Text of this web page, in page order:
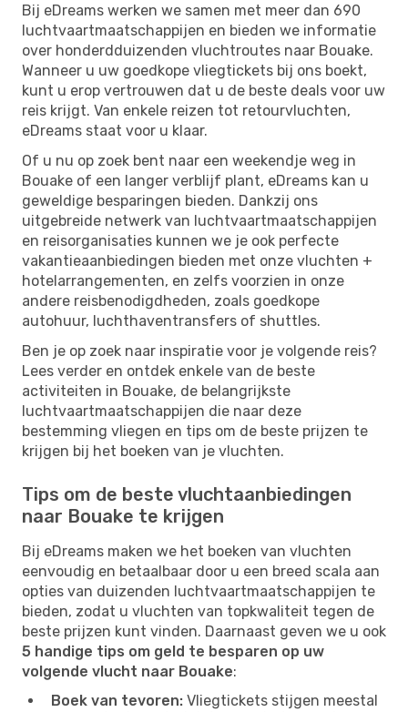
Bij eDreams werken we samen met meer dan 690
luchtvaartmaatschappijen en bieden we informatie
over honderdduizenden vluchtroutes naar Bouake.
Wanneer u uw goedkope vliegtickets bij ons boekt,
kunt u erop vertrouwen dat u de beste deals voor uw
reis krijgt. Van enkele reizen tot retourvluchten,
eDreams staat voor u klaar.
Of u nu op zoek bent naar een weekendje weg in
Bouake of een langer verblijf plant, eDreams kan u
geweldige besparingen bieden. Dankzij ons
uitgebreide netwerk van luchtvaartmaatschappijen
en reisorganisaties kunnen we je ook perfecte
vakantieaanbiedingen bieden met onze vluchten +
hotelarrangementen, en zelfs voorzien in onze
andere reisbenodigdheden, zoals goedkope
autohuur, luchthaventransfers of shuttles.
Ben je op zoek naar inspiratie voor je volgende reis?
Lees verder en ontdek enkele van de beste
activiteiten in Bouake, de belangrijkste
luchtvaartmaatschappijen die naar deze
bestemming vliegen en tips om de beste prijzen te
krijgen bij het boeken van je vluchten.
Tips om de beste vluchtaanbiedingen
naar Bouake te krijgen
Bij eDreams maken we het boeken van vluchten
eenvoudig en betaalbaar door u een breed scala aan
opties van duizenden luchtvaartmaatschappijen te
bieden, zodat u vluchten van topkwaliteit tegen de
beste prijzen kunt vinden. Daarnaast geven we u ook
5 handige tips om geld te besparen op uw
volgende vlucht naar Bouake:
Boek van tevoren: Vliegtickets stijgen meestal